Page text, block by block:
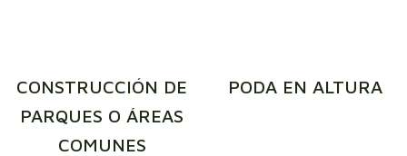
CONSTRUCCIÓN DE
PARQUES O ÁREAS
COMUNES
PODA EN ALTURA